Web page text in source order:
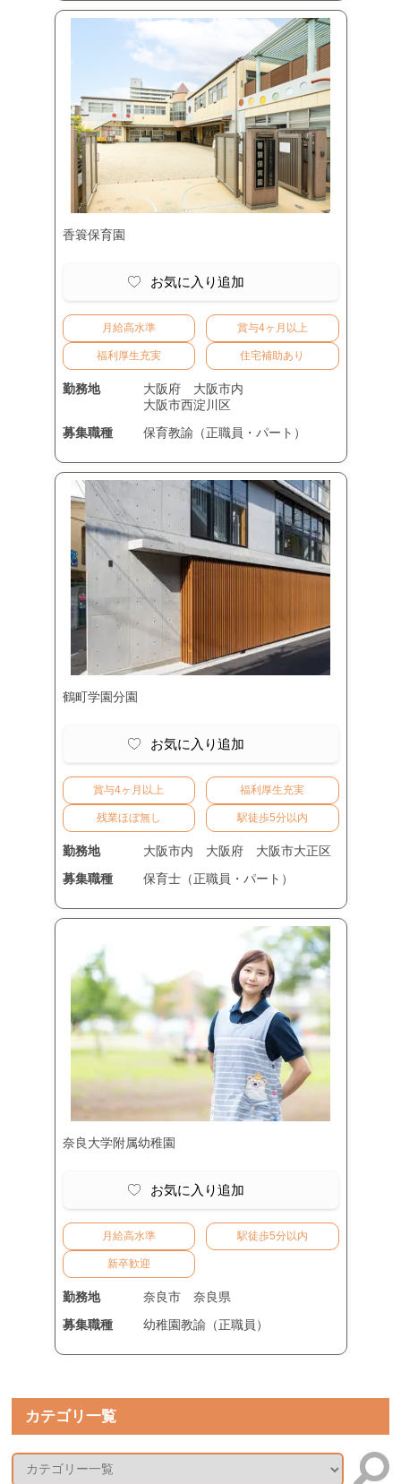
香簑保育園
お気に入り追加
月給高水準 賞与4ヶ月以上
福利厚生充実 住宅補助あり
勤務地 大阪府
大阪市内
大阪市西淀川区
募集職種
保育教諭（正職員・パート）
鶴町学園分園
お気に入り追加
賞与4ヶ月以上 福利厚生充実
残業ほぼ無し 駅徒歩5分以内
勤務地 大阪市内 大阪府
大阪市大正区
募集職種
保育士（正職員・パート）
奈良大学附属幼稚園
お気に入り追加
月給高水準 駅徒歩5分以内
新卒歓迎
勤務地 奈良市
奈良県
募集職種
幼稚園教諭（正職員）
カテゴリ一覧